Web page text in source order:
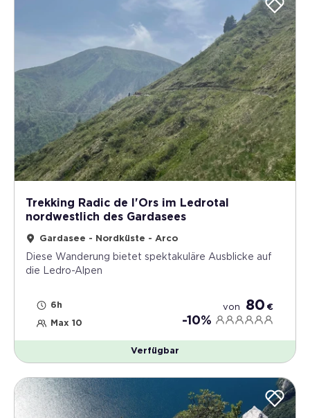
Trekking Radic de l'Ors im Ledrotal
nordwestlich des Gardasees
Gardasee - Nordküste - Arco
Diese Wanderung bietet spektakuläre Ausblicke auf
die Ledro-Alpen
6h
Max 10
von 80 €
-10%
Verfügbar